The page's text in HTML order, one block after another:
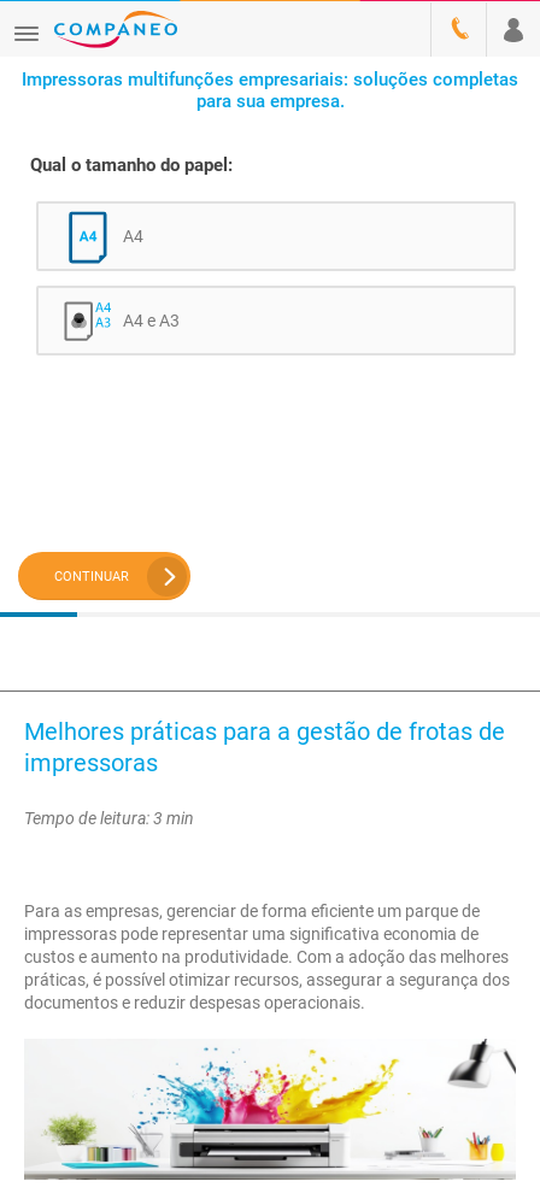
Impressoras multifunções empresariais: soluções completas
para sua empresa.
Qual o tamanho do papel:
A4
A4 e A3
CONTINUAR
Melhores práticas para a gestão de frotas de
impressoras
Tempo de leitura: 3 min
Para as empresas, gerenciar de forma eficiente um parque de
impressoras pode representar uma significativa economia de
custos e aumento na produtividade. Com a adoção das melhores
práticas, é possível otimizar recursos, assegurar a segurança dos
documentos e reduzir despesas operacionais.